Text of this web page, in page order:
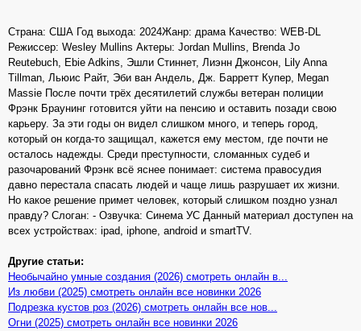
Страна: США Год выхода: 2024Жанр: драма Качество: WEB-DL
Режиссер: Wesley Mullins Актеры: Jordan Mullins, Brenda Jo
Reutebuch, Ebie Adkins, Эшли Стиннет, Лиэнн Джонсон, Lily Anna
Tillman, Льюис Райт, Эби ван Андель, Дж. Барретт Купер, Megan
Massie После почти трёх десятилетий службы ветеран полиции
Фрэнк Браунинг готовится уйти на пенсию и оставить позади свою
карьеру. За эти годы он видел слишком много, и теперь город,
который он когда-то защищал, кажется ему местом, где почти не
осталось надежды. Среди преступности, сломанных судеб и
разочарований Фрэнк всё яснее понимает: система правосудия
давно перестала спасать людей и чаще лишь разрушает их жизни.
Но какое решение примет человек, который слишком поздно узнал
правду? Слоган: - Озвучка: Синема УС Данный материал доступен на
всех устройствах: ipad, iphone, android и smartTV.
Другие статьи:
Необычайно умные создания (2026) смотреть онлайн в...
Из любви (2025) смотреть онлайн все новинки 2026
Подрезка кустов роз (2026) смотреть онлайн все нов...
Огни (2025) смотреть онлайн все новинки 2026